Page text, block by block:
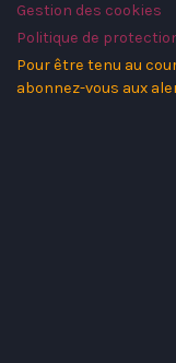
Gestion des cookies
Politique de
Pour être tenu au
abonnez-vous aux